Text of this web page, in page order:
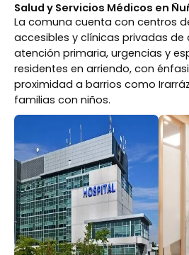
Salud y Servicios Médicos en
La comuna cuenta con centros
accesibles y clínicas privadas de
atención primaria, urgencias y
residentes en arriendo, con
proximidad a barrios como
familias con niños.